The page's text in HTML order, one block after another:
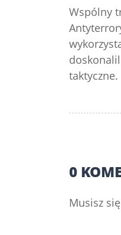
Wspólny
taktyczne.
0
Musisz się